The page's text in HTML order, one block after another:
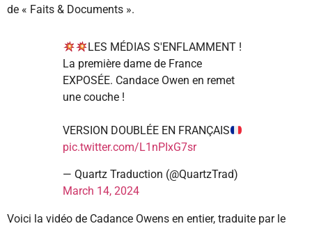
de « Faits & Documents ».
LES MÉDIAS S'ENFLAMMENT !
La première dame de France
EXPOSÉE. Candace Owen en remet
une couche !
VERSION DOUBLÉE EN FRANÇAIS
pic.twitter.com/L1nPIxG7sr
— Quartz Traduction (@QuartzTrad)
March 14, 2024
Voici la vidéo de Cadance Owens en entier, traduite par le